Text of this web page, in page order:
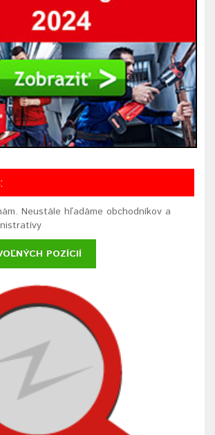
Neustále hľadáme obchodníkov a
POZÍCIÍ